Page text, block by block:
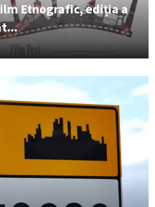
Etnografic, ediția a